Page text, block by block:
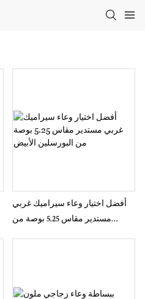
أفضل اختيار وعاء سيراميك غربي
مستدير مقاس 5.25 بوصة من